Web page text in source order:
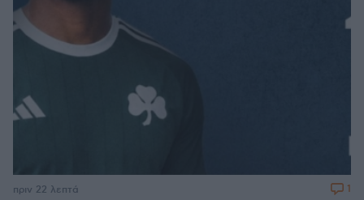
πριν 22 λεπτά 1